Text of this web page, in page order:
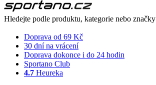
Hledejte podle produktu, kategorie nebo značky
Doprava od 69 Kč
30 dní na vrácení
Doprava dokonce i do 24 hodin
Sportano Club
4.7 Heureka